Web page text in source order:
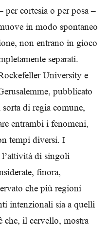
cortesia o per posa –
in modo spontaneo
non entrano in gioco
separati.
University e
pubblicato
sorta di regia comune,
entrambi i fenomeni,
tempi diversi. I
di singoli
finora,
che più regioni
intenzionali sia a quelli
il cervello, mostra